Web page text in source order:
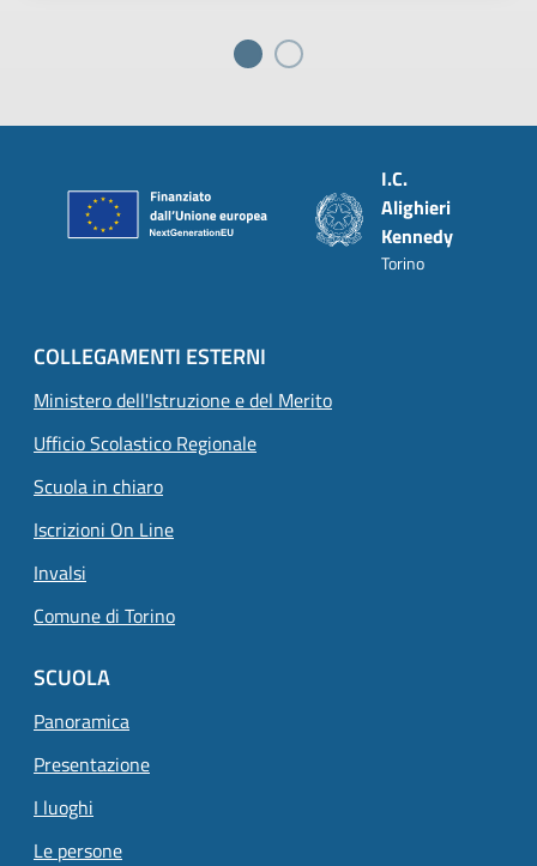
I.C.
Alighieri
Kennedy
Torino
COLLEGAMENTI ESTERNI
Ministero dell'Istruzione e del Merito
Ufficio Scolastico Regionale
Scuola in chiaro
Iscrizioni On Line
Invalsi
Comune di Torino
SCUOLA
Panoramica
Presentazione
I luoghi
Le persone